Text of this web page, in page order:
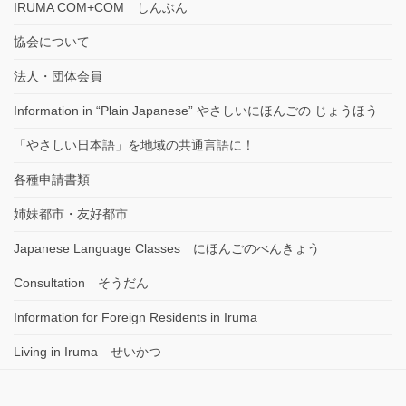
IRUMA COM+COM しんぶん
協会について
法人・団体会員
Information in “Plain Japanese” やさしいにほんごの じょうほう
「やさしい日本語」を地域の共通言語に！
各種申請書類
姉妹都市・友好都市
Japanese Language Classes にほんごのべんきょう
Consultation そうだん
Information for Foreign Residents in Iruma
Living in Iruma せいかつ